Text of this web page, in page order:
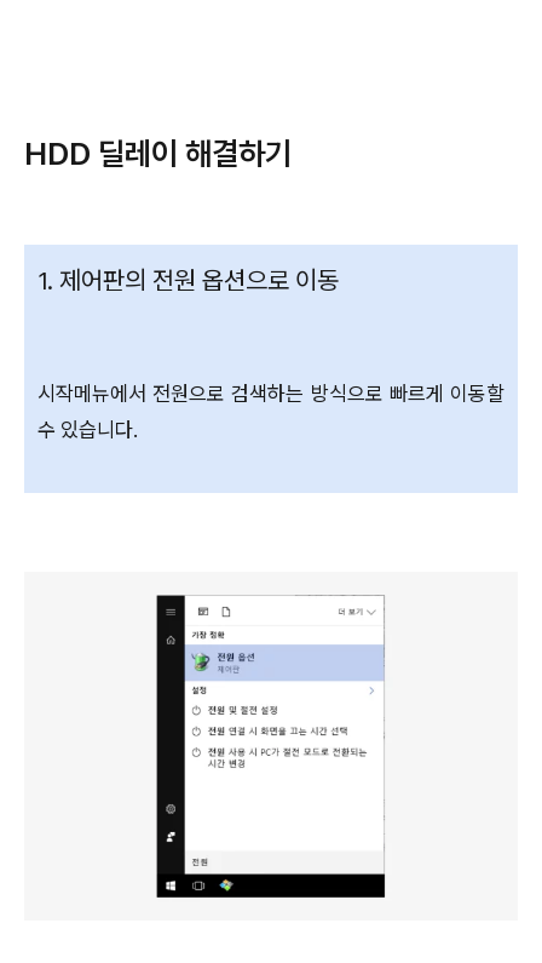
HDD 딜레이 해결하기
1. 제어판의 전원 옵션으로 이동
시작메뉴에서 전원으로 검색하는 방식으로 빠르게 이동할
수 있습니다.